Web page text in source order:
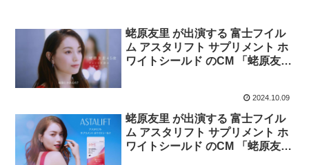
蛯原友里 が出演する 富士フイル
ム アスタリフト サプリメント ホ
ワイトシールド のCM 「蛯原友里
2024.10.09
蛯原友里 が出演する 富士フイル
ム アスタリフト サプリメント ホ
ワイトシールド のCM 「蛯原友里